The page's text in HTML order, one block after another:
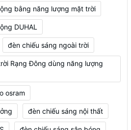
bằng năng lượng mặt trời
DUHAL
đèn chiếu sáng ngoài trời
Rạng Đông dùng năng lượng
osram
đèn chiếu sáng nội thất